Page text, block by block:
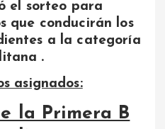
el sorteo para
que conducirán los
a la categoría
.
asignados:
la Primera B